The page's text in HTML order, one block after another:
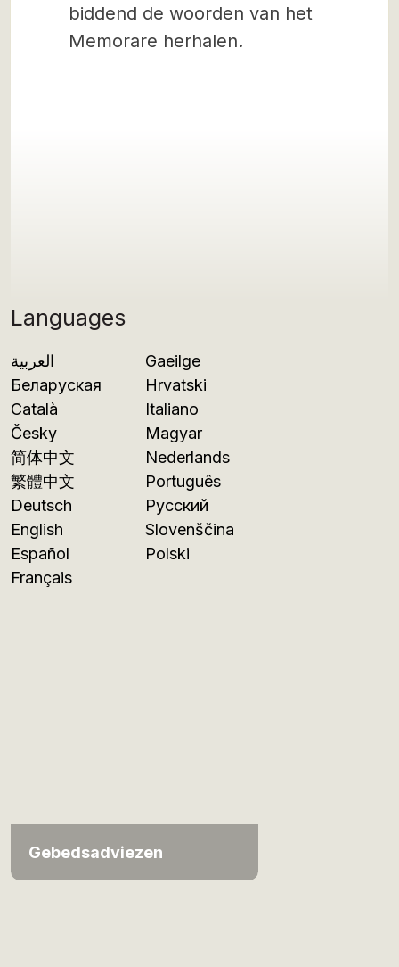
Languages
العربية
Беларуская
Català
Česky
简体中文
繁體中文
Deutsch
English
Español
Français
Gaeilge
Hrvatski
Italiano
Magyar
Nederlands
Português
Русский
Slovenščina
Polski
Gebedsadviezen
biddend de woorden van het
Memorare herhalen.